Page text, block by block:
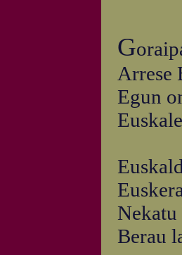
G
Arrese
Egun
Berau